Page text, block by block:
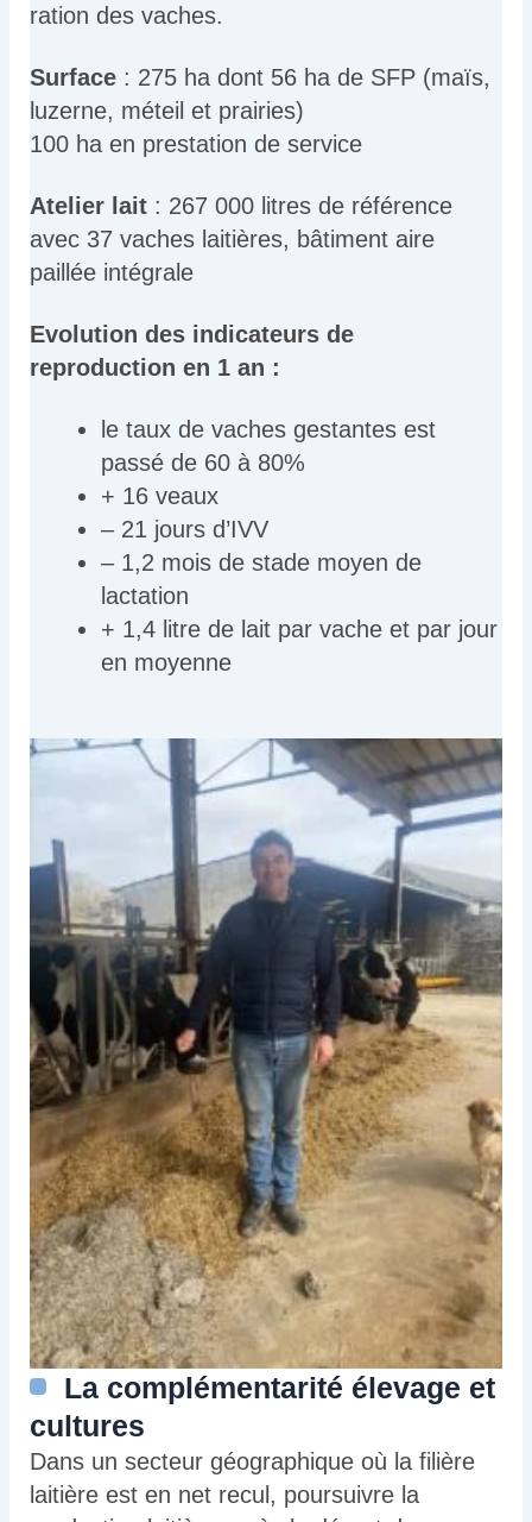
ration des vaches.
Surface : 275 ha dont 56 ha de SFP (maïs,
luzerne, méteil et prairies)
100 ha en prestation de service
Atelier lait : 267 000 litres de référence
avec 37 vaches laitières, bâtiment aire
paillée intégrale
Evolution des indicateurs de
reproduction en 1 an :
le taux de vaches gestantes est
passé de 60 à 80%
+ 16 veaux
– 21 jours d’IVV
– 1,2 mois de stade moyen de
lactation
+ 1,4 litre de lait par vache et par jour
en moyenne
La complémentarité élevage et
cultures
Dans un secteur géographique où la filière
laitière est en net recul, poursuivre la